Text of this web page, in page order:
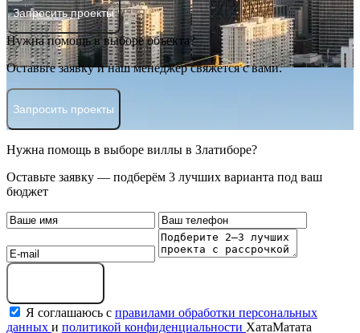
Запросить проекты
Нужна помощь в выборе объекта?
Оставьте заявку и наш менеджер свяжется с вами.
Запросить проекты
Нужна помощь в выборе виллы в Златиборе?
Оставьте заявку — подберём 3 лучших варианта под ваш
бюджет
Я соглашаюсь с правилами обработки персональных
данных и политикой конфиденциальности ХатаМатата